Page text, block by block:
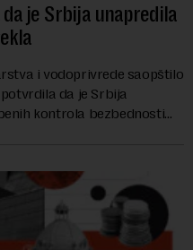
je Srbija unapredila
i vodoprivrede saopštilo
da je Srbija
kontrola bezbednosti